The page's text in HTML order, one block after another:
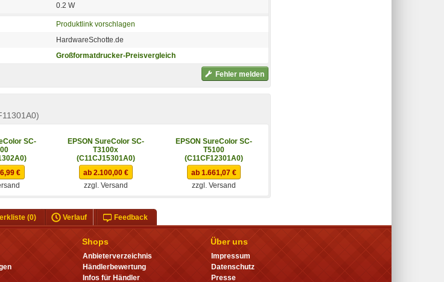
0.2 W
Produktlink vorschlagen
HardwareSchotte.de
Großformatdrucker-Preisvergleich
Fehler melden
SC-
EPSON SureColor SC-
T3100x
(C11CJ15301A0)
EPSON SureColor SC-
T5100
(C11CF12301A0)
€
ab 2.100,00 €
zzgl. Versand
ab 1.661,07 €
zzgl. Versand
(0) Verlauf Feedback
Shops
Anbieterverzeichnis
Händlerbewertung
Infos für Händler
Über uns
Impressum
Datenschutz
Presse